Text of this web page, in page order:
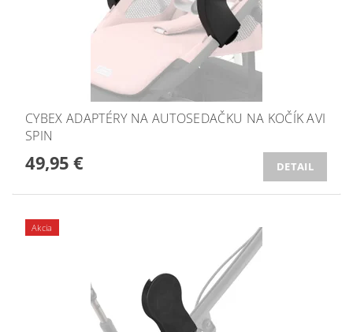
CYBEX ADAPTÉRY NA AUTOSEDAČKU NA KOČÍK AVI
SPIN
49,95 € DETAIL
Akcia